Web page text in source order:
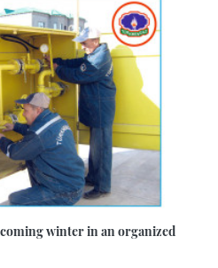
winter in an organized